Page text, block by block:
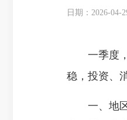
日期：2026-04-
一季度，
稳，投资、
一、地区